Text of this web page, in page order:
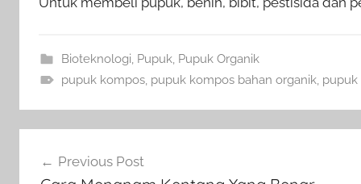
Bioteknologi, Pupuk, Pupuk Organik
pupuk kompos, pupuk kompos bahan organik, pupuk
pos Previous Post